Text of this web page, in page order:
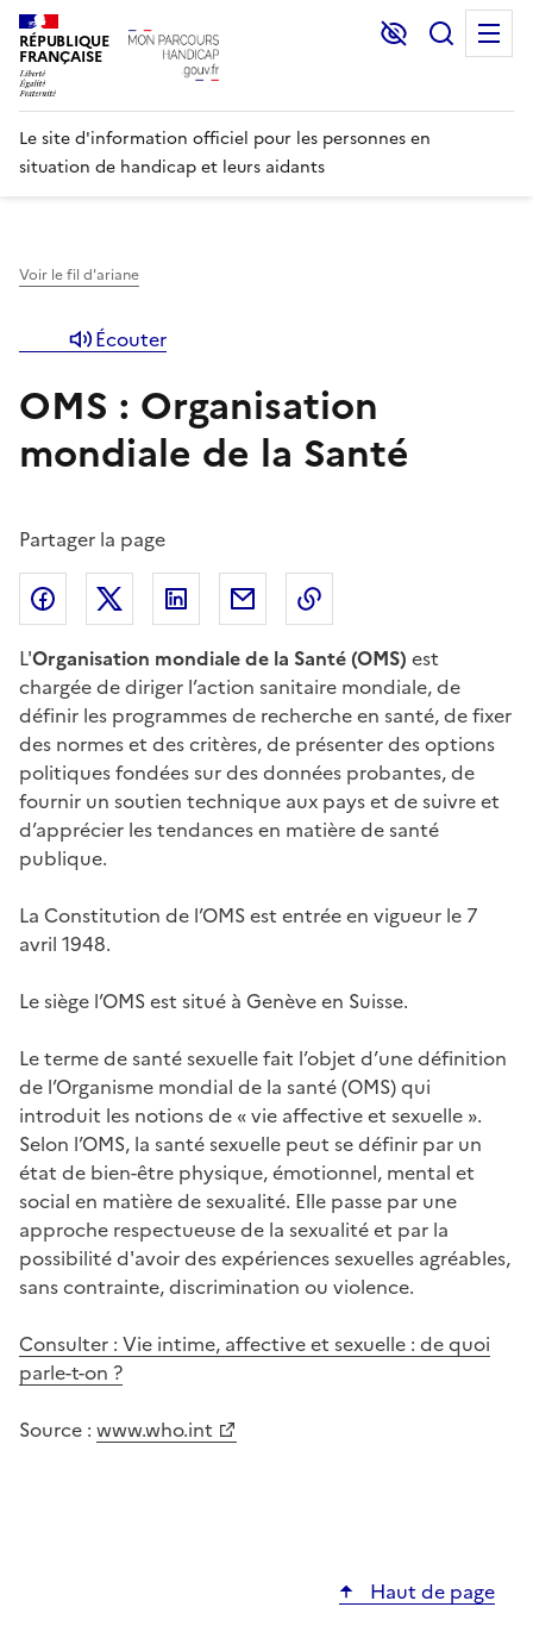
RÉPUBLIQUE
FRANÇAISE
Lecture et
Le site d'information officiel pour les personnes en
situation de handicap et leurs aidants
Voir le fil d'ariane
Écouter
OMS : Organisation
mondiale de la Santé
Partager la page
Partager l'article surFacebook
Partager l'article sur X (anciennement
Partager l'article sur
Partager l'article par courriel
L'Organisation mondiale de la Santé (OMS) est
chargée de diriger l’action sanitaire mondiale, de
définir les programmes de recherche en santé, de fixer
des normes et des critères, de présenter des options
politiques fondées sur des données probantes, de
fournir un soutien technique aux pays et de suivre et
d’apprécier les tendances en matière de santé
publique.
La Constitution de l’OMS est entrée en vigueur le 7
avril 1948.
Le siège l’OMS est situé à Genève en Suisse.
Le terme de santé sexuelle fait l’objet d’une définition
de l’Organisme mondial de la santé (OMS) qui
introduit les notions de « vie affective et sexuelle ».
Selon l’OMS, la santé sexuelle peut se définir par un
état de bien-être physique, émotionnel, mental et
social en matière de sexualité. Elle passe par une
approche respectueuse de la sexualité et par la
possibilité d'avoir des expériences sexuelles agréables,
sans contrainte, discrimination ou violence.
Consulter : Vie intime, affective et sexuelle : de quoi
parle-t-on ?
Source : www.who.int
Haut de page